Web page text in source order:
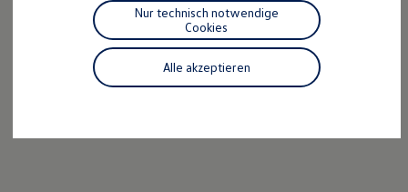
Individualisieren
Wallbox und Ladekabel
Digitale Extras
Dienste für Ihr Modell finden
Volkswagen Apps, Login und Shop
Handy und Fahrzeug verbinden
Vorgängermodelle
--:--
Verbleibende Zeit, --:--
Alle akzeptieren
Nur technisch notwendige
Cookies